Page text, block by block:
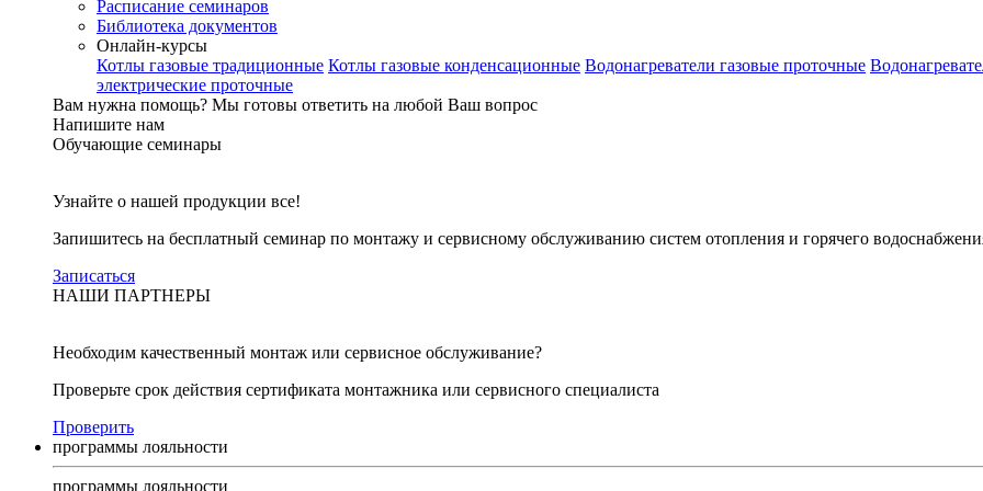
Расписание семинаров
Библиотека документов
Онлайн-курсы
Котлы газовые традиционные Котлы газовые конденсационные Водонагреватели газовые проточные
электрические проточные
Вам нужна помощь? Мы готовы ответить на любой Ваш вопрос
Напишите нам
Обучающие семинары
Узнайте о нашей продукции все!
Запишитесь на бесплатный семинар по монтажу и сервисному обслуживанию систем отопления и горячего
Записаться
НАШИ ПАРТНЕРЫ
Необходим качественный монтаж или сервисное обслуживание?
Проверьте срок действия сертификата монтажника или сервисного специалиста
Проверить
программы лояльности
программы лояльности